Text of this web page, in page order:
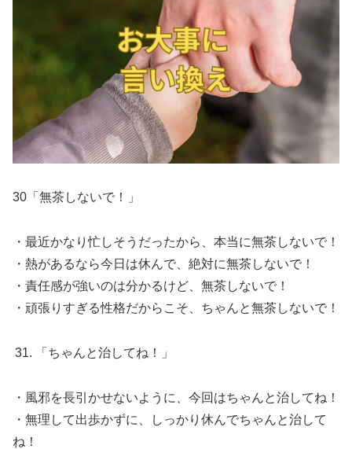
30「無茶しないで！」
・最近かなり忙しそうだったから、本当に無茶しないで！
・熱があるなら今日は休んで、絶対に無茶しないで！
・責任感が強いのは分かるけど、無茶しないで！
・頑張りすぎる性格だからこそ、ちゃんと無茶しないで！
「ちゃんと治してね！」
・風邪を長引かせないように、今回はちゃんと治してね！
・無理して出歩かずに、しっかり休んでちゃんと治して
ね！